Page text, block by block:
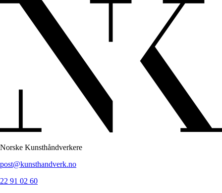
Norske Kunsthåndverkere
post@kunsthandverk.no
22 91 02 60